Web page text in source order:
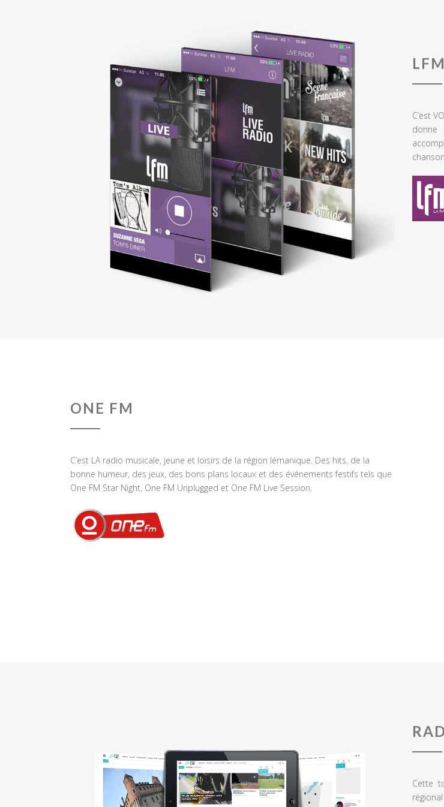
LFM
C’est
ONE FM
C’est LA radio musicale, jeune et loisirs de la région lémanique. Des hits, de la
bonne humeur, des jeux, des bons plans locaux et des événements festifs tels que
One FM Star Night, One FM Unplugged et One FM Live Session.
Cette